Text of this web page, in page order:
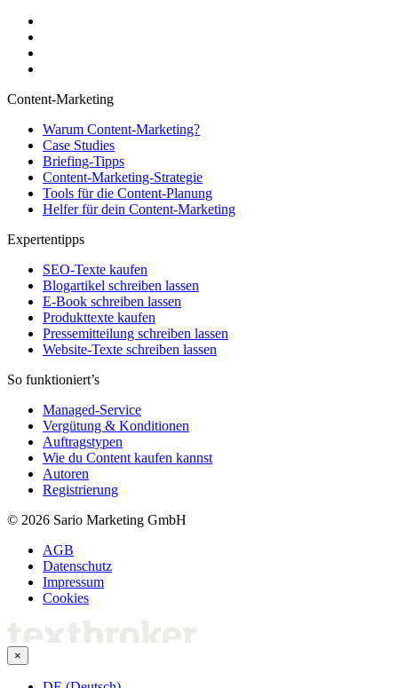
Content-Marketing
Warum Content-Marketing?
Case Studies
Briefing-Tipps
Content-Marketing-Strategie
Tools für die Content-Planung
Helfer für dein Content-Marketing
Expertentipps
SEO-Texte kaufen
Blogartikel schreiben lassen
E-Book schreiben lassen
Produkttexte kaufen
Pressemitteilung schreiben lassen
Website-Texte schreiben lassen
So funktioniert’s
Managed-Service
Vergütung & Konditionen
Auftragstypen
Wie du Content kaufen kannst
Autoren
Registrierung
© 2026 Sario Marketing GmbH
AGB
Datenschutz
Impressum
Cookies
×